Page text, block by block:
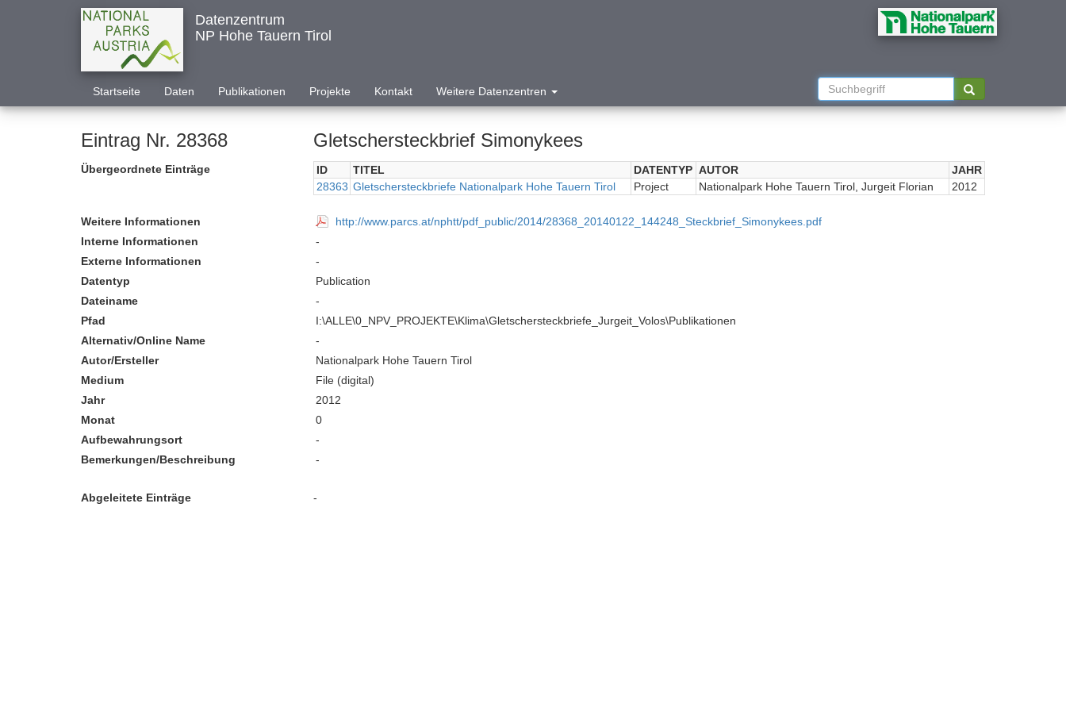
Datenzentrum
NP Hohe Tauern Tirol
Startseite Daten Publikationen Projekte Kontakt Weitere Datenzentren
Eintrag Nr. 28368 Gletschersteckbrief Simonykees
Übergeordnete Einträge ID TITEL DATENTYP AUTOR
JAHR
28363 Gletschersteckbriefe Nationalpark Hohe Tauern Tirol Project Nationalpark Hohe Tauern Tirol, Jurgeit Florian 2012
Weitere Informationen
http://www.parcs.at/nphtt/pdf_public/2014/28368_20140122_144248_Steckbrief_Simonykees.pdf
Interne Informationen
-
Externe Informationen
-
Datentyp
Publication
Dateiname
-
Pfad
I:\ALLE\0_NPV_PROJEKTE\Klima\Gletschersteckbriefe_Jurgeit_Volos\Publikationen
Alternativ/Online Name
-
Autor/Ersteller
Nationalpark Hohe Tauern Tirol
Medium
File (digital)
Jahr
2012
Monat
0
Aufbewahrungsort
-
Bemerkungen/Beschreibung
-
Abgeleitete Einträge -